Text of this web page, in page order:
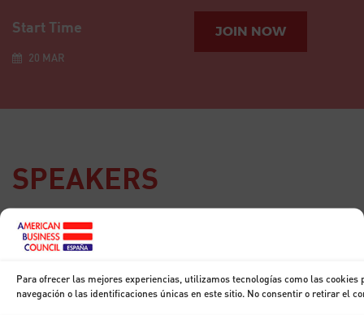
Para ofrecer las mejores experiencias, utilizamos tecnologías como las
navegación o las identificaciones únicas en este sitio. No consentir o retirar el
Start Time
20 MAR
JOIN NOW
SPEAKERS
Don Francisco
Marhuenda